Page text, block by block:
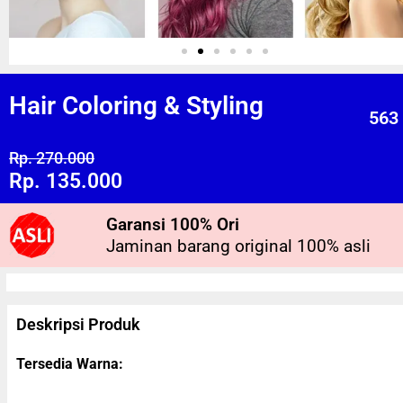
Hair Coloring & Styling 563
Rp. 270.000
Rp. 135.000
Garansi 100% Ori
Jaminan barang original 100% asli
Deskripsi Produk
Tersedia Warna: